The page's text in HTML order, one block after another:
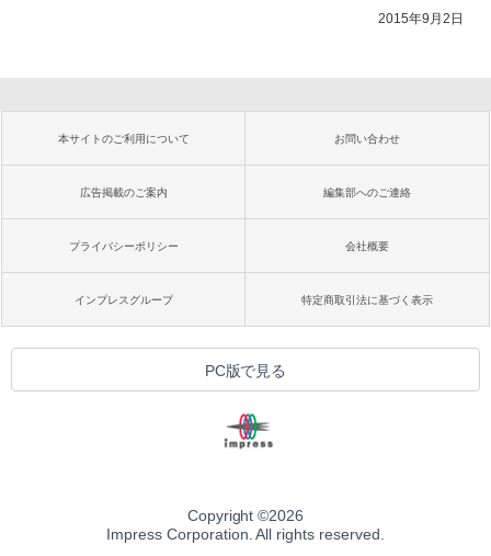
2015年9月2日
本サイトのご利用について お問い合わせ
広告掲載のご案内 編集部へのご連絡
プライバシーポリシー 会社概要
インプレスグループ 特定商取引法に基づく表示
PC版で見る
Copyright ©2026
Impress Corporation. All rights reserved.